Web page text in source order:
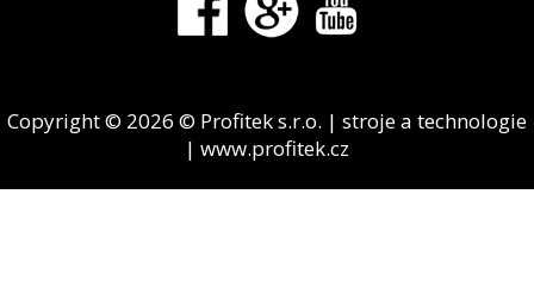
Copyright © 2026 © Profitek s.r.o. | stroje a technologie
| www.profitek.cz